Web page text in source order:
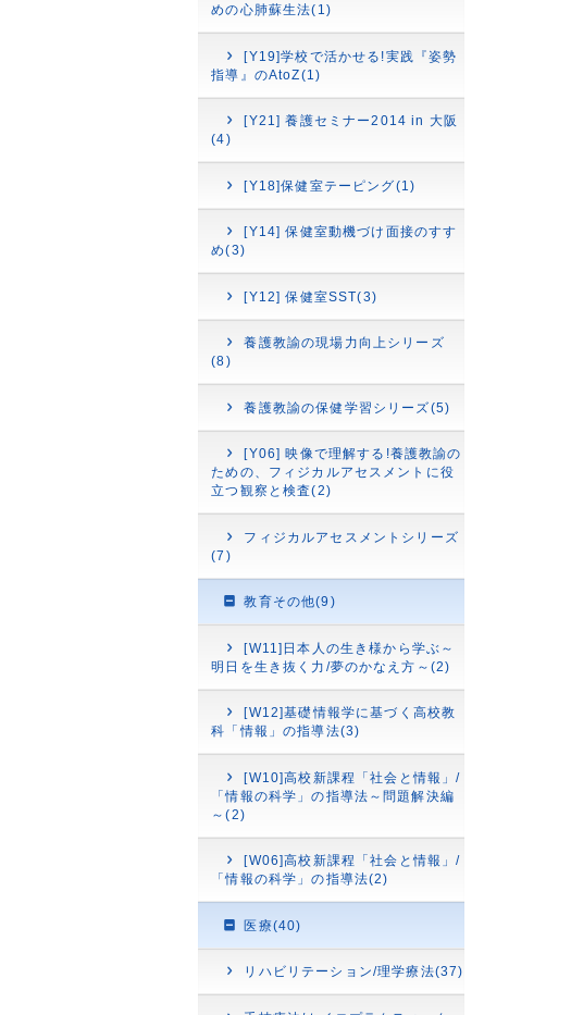
めの心肺蘇生法(1)
[Y19]学校で活かせる!実践『姿勢
指導』のAtoZ(1)
[Y21] 養護セミナー2014 in 大阪
(4)
[Y18]保健室テーピング(1)
[Y14] 保健室動機づけ面接のすす
め(3)
[Y12] 保健室SST(3)
養護教諭の現場力向上シリーズ
(8)
養護教諭の保健学習シリーズ(5)
[Y06] 映像で理解する!養護教諭の
ための、フィジカルアセスメントに役
立つ観察と検査(2)
フィジカルアセスメントシリーズ
(7)
教育その他(9)
[W11]日本人の生き様から学ぶ～
明日を生き抜く力/夢のかなえ方～(2)
[W12]基礎情報学に基づく高校教
科「情報」の指導法(3)
[W10]高校新課程「社会と情報」/
「情報の科学」の指導法～問題解決編
～(2)
[W06]高校新課程「社会と情報」/
「情報の科学」の指導法(2)
医療(40)
リハビリテーション/理学療法(37)